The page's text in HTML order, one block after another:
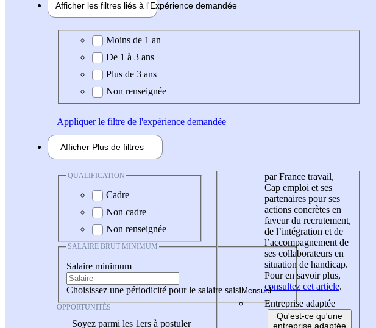
Afficher les filtres liés à l'Expérience demandée
Expérience demandée
Moins de 1 an
De 1 à 3 ans
Plus de 3 ans
Non renseignée
Appliquerle filtre de l'expérience demandée
Afficher Plus de filtres
QUALIFICATION
Cadre
Non cadre
Non renseignée
SALAIRE BRUT MINIMUM
Salaire minimum
Choisissez une périodicité pour le salaire saisi
OPPORTUNITÉS
Soyez parmi les 1ers à postuler
par France travail,
Cap emploi et ses
partenaires pour ses
actions concrètes en
faveur du recrutement,
de l’intégration et de
l’accompagnement de
ses collaborateurs en
situation de handicap.
Pour en savoir plus,
consultez cet article.
Entreprise adaptée
Qu'est-ce qu'une
entreprise adaptée